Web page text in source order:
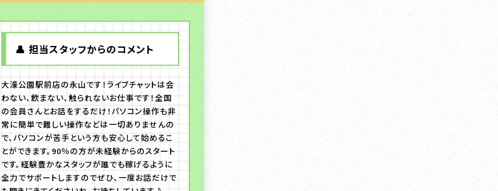
👤 担当スタッフからのコメント
大濠公園駅前店の永山です！ライブチャットは会
わない、飲まない、触られないお仕事です！全国
の会員さんとお話をするだけ！パソコン操作も非
常に簡単で難しい操作などは一切ありませんの
で、パソコンが苦手という方も安心して始めるこ
とができます。90％の方が未経験からのスタート
です。経験豊かなスタッフが誰でも稼げるように
全力でサポートしますのでぜひ、一度お話だけで